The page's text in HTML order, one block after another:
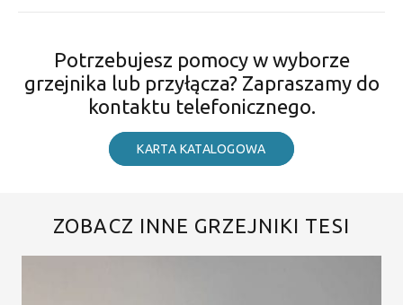
Potrzebujesz pomocy w wyborze
grzejnika lub przyłącza? Zapraszamy do
kontaktu telefonicznego.
KARTA KATALOGOWA
ZOBACZ INNE GRZEJNIKI TESI